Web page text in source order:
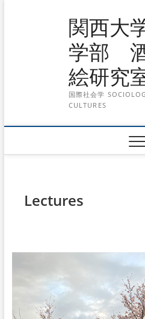
関西大
学部
絵研究
国際社会学
CULTURES
Lectures